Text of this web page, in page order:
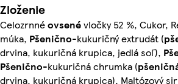
Zloženie
Celozrnnéovsenévločky 52 %, Cukor,
múka, Pšenično-kukuričný extrudát (
drvina, kukuričná krupica, jedlá soľ),
Pšenično-kukuričná chrumka (
drvina, kukuričná krupica), Maltózový